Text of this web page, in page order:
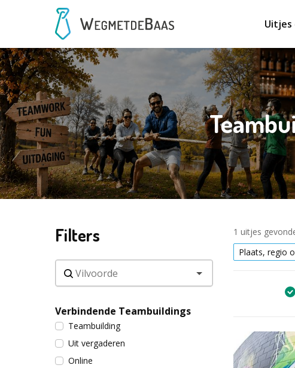
Uitjes
Filters
Verbindende Teambuildings
Teambuilding
Uit vergaderen
Online
1 uitjes
Plaats, regio